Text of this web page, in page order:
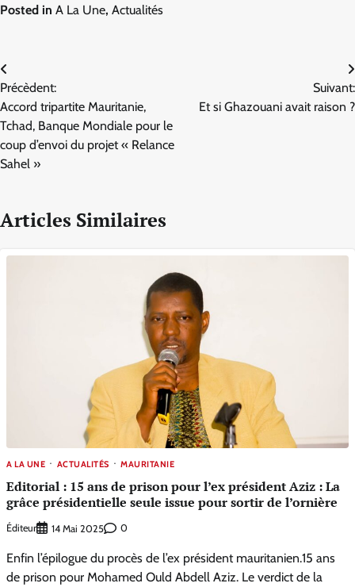
Posted in A La Une, Actualités
Navigation
de
l’article
Précèdent:
Accord tripartite Mauritanie,
Tchad, Banque Mondiale pour le
coup d’envoi du projet « Relance
Sahel »
Suivant:
Et si Ghazouani avait raison ?
Articles Similaires
A LA UNE ACTUALITÉS MAURITANIE
Editorial : 15 ans de prison pour l’ex président Aziz : La
grâce présidentielle seule issue pour sortir de l’ornière
Éditeur 14 Mai 2025 0
Enfin l’épilogue du procès de l’ex président mauritanien.15 ans
de prison pour Mohamed Ould Abdell Aziz. Le verdict de la